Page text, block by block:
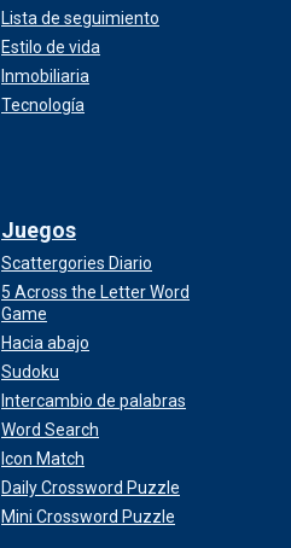
Lista de seguimiento
Estilo de vida
Inmobiliaria
Tecnología
Juegos
Scattergories Diario
5 Across the Letter Word
Game
Hacia abajo
Sudoku
Intercambio de palabras
Word Search
Icon Match
Daily Crossword Puzzle
Mini Crossword Puzzle